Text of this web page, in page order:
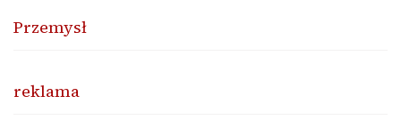
Przemysł
reklama